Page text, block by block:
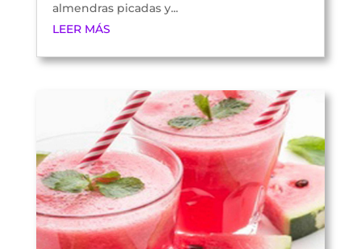
almendras picadas y...
LEER MÁS